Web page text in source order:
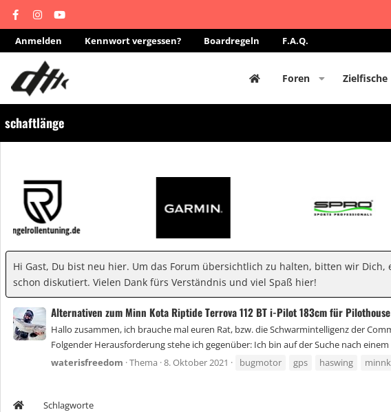
Anmelden Kennwort vergessen? Boardregeln F.A.Q.
Foren Zielfische
schaftlänge
Hi Gast, Du bist neu hier. Um das Forum übersichtlich zu halten, bitten wir
schon diskutiert. Vielen Dank fürs Verständnis und viel Spaß hier!
Alternativen zum Minn Kota Riptide Terrova 112 BT i-Pilot 183cm für
Hallo zusammen, ich brauche mal euren Rat, bzw. die Schwarmintelligenz der
Folgender Herausforderung stehe ich gegenüber: Ich bin auf der Suche nach
waterisfreedom Thema 8. Oktober 2021 bugmotor gps haswing
Schlagworte